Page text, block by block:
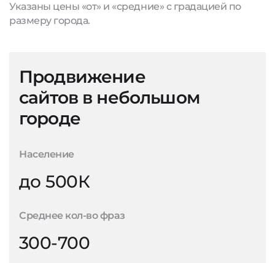
Указаны цены «от» и «средние» с градацией по
размеру города.
Продвижение
сайтов в небольшом
городе
Население
до 500К
Среднее кол-во фраз
300-700